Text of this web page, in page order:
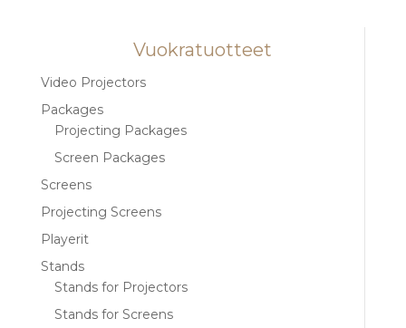
Vuokratuotteet
Video Projectors
Packages
Projecting Packages
Screen Packages
Screens
Projecting Screens
Playerit
Stands
Stands for Projectors
Stands for Screens